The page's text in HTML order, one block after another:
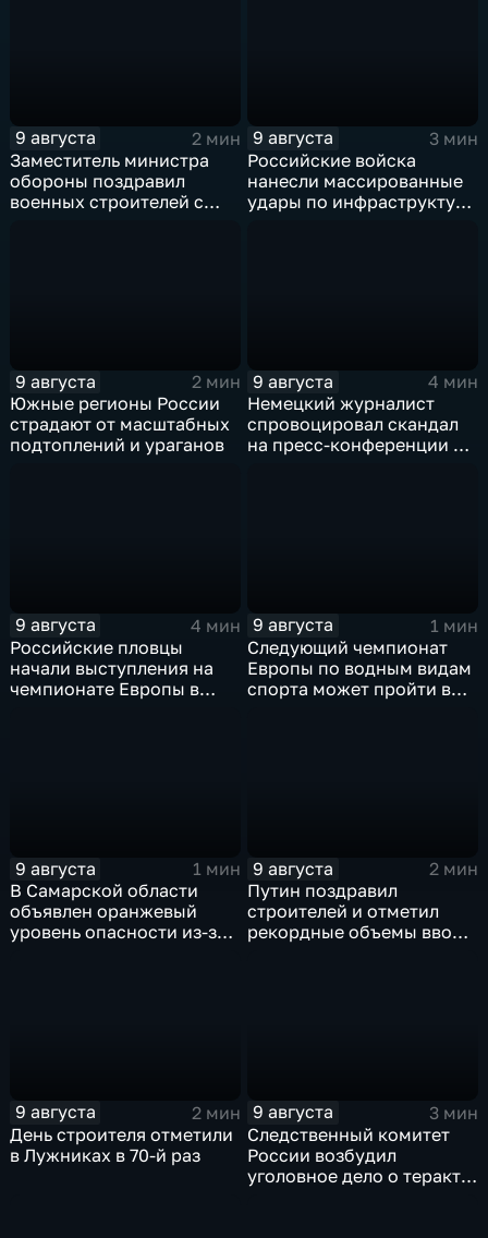
9 августа
2 мин
Заместитель министра
обороны поздравил
военных строителей с
9 августа
3 мин
Российские войска
нанесли массированные
удары по инфраструктуре
9 августа
2 мин
Южные регионы России
страдают от масштабных
подтоплений и ураганов
9 августа
4 мин
Немецкий журналист
спровоцировал скандал
на пресс-конференции в
9 августа
4 мин
Российские пловцы
начали выступления на
чемпионате Европы в
9 августа
1 мин
Следующий чемпионат
Европы по водным видам
спорта может пройти в
9 августа
1 мин
В Самарской области
объявлен оранжевый
уровень опасности из-за
9 августа
2 мин
Путин поздравил
строителей и отметил
рекордные объемы ввода
9 августа
2 мин
День строителя отметили
в Лужниках в 70-й раз
9 августа
3 мин
Следственный комитет
России возбудил
уголовное дело о теракте